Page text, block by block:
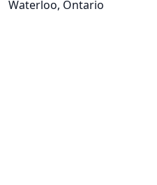
Waterloo, Ontario